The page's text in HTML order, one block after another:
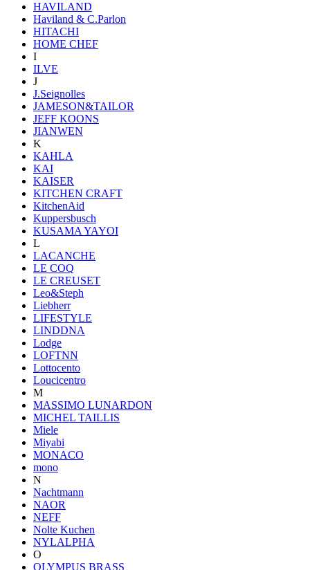
HAVILAND
Haviland & C.Parlon
HITACHI
HOME CHEF
I
ILVE
J
J.Seignolles
JAMESON&TAILOR
JEFF KOONS
JIANWEN
K
KAHLA
KAI
KAISER
KITCHEN CRAFT
KitchenAid
Kuppersbusch
KUSAMA YAYOI
L
LACANCHE
LE COQ
LE CREUSET
Leo&Steph
Liebherr
LIFESTYLE
LINDDNA
Lodge
LOFTNN
Lottocento
Loucicentro
M
MASSIMO LUNARDON
MICHEL TAILLIS
Miele
Miyabi
MONACO
mono
N
Nachtmann
NAOR
NEFF
Nolte Kuchen
NYLALPHA
O
OLYMPUS BRASS